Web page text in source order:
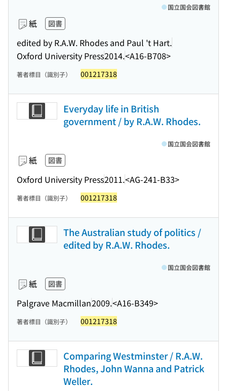
紙 図書
edited by R.A.W. Rhodes and Paul 't Hart.
Oxford University Press2014.<A16-B708>
国立国会図書館
著者標目（識別子） 001217318
Everyday life in British
government / by R.A.W. Rhodes.
紙 図書
Oxford University Press2011.<AG-241-B33>
国立国会図書館
著者標目（識別子） 001217318
The Australian study of politics /
edited by R.A.W. Rhodes.
紙 図書
Palgrave Macmillan2009.<A16-B349>
国立国会図書館
著者標目（識別子） 001217318
Comparing Westminster / R.A.W.
Rhodes, John Wanna and Patrick
Weller.